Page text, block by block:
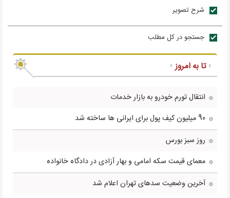
شرح تصوير
جستجو در کل مطلب
تا به امروز
انتقال تورم خودرو به بازار خدمات
90 میلیون کیف پول برای ایرانی ها ساخته شد
روز سبز بورس
معمای قیمت سکه امامی و بهار آزادی در دادگاه خانواده
آخرین وضعیت سدهای تهران اعلام شد